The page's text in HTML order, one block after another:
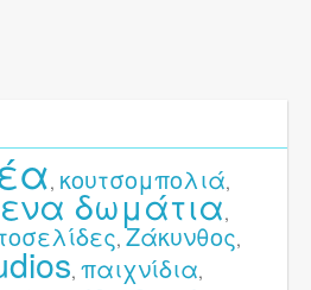
, κουτσομπολιά,
δωμάτια,
, Ζάκυνθος,
, παιχνίδια,